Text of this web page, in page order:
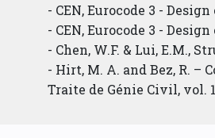
- CEN, Eurocode 3 -
- CEN, Eurocode 3 -
- Chen, W.F. & Lui, E.M.,
- Hirt, M. A. and Bez, R.
Traite de Génie Civil, vol.